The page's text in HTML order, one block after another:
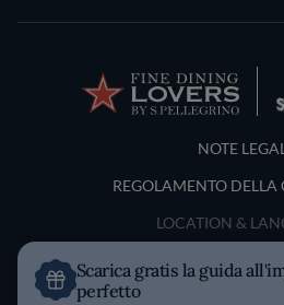
Terms and Conditions
NOTE
REGOLAMENTO
LOCATION &
Italia
Scarica gratis la guida
perfetto